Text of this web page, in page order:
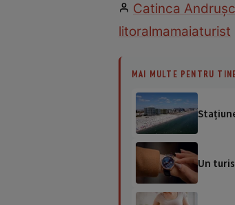
Catinca
litoralmamaiaturist
MAI MULTE PENTRU
Un